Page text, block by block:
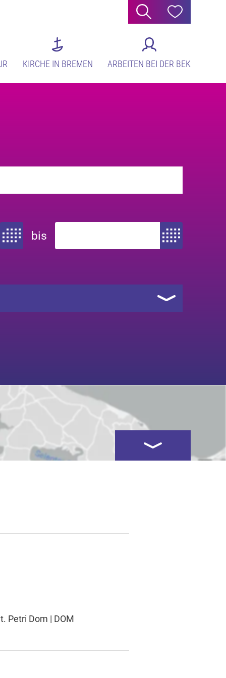
Suche Hilfe
KIRCHE IN BREMEN ARBEITEN BEI DER BEK
Zeitraum von
bis Zeitraum bis
Kartenansicht öffnen
Petri Dom | DOM